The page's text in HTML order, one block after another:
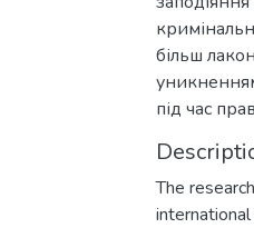
більш
під час
The